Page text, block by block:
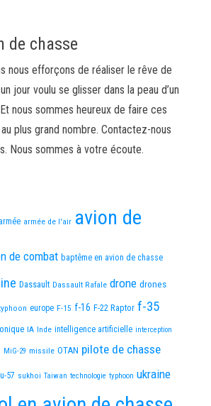
de chasse
nous efforçons de réaliser le rêve de
jour voulu se glisser dans la peau d’un
nous sommes heureux de faire ces
plus grand nombre. Contactez-nous
Nous sommes à votre écoute.
armée armée de l'air avion de
de combat baptême en avion de chasse
Dassault Dassault Rafale drone drones
europe F-15 f-16 F-22 Raptor f-35
IA Inde intelligence artificielle interception
MiG-29 missile OTAN pilote de chasse
57 sukhoi Taiwan technologie typhoon ukraine